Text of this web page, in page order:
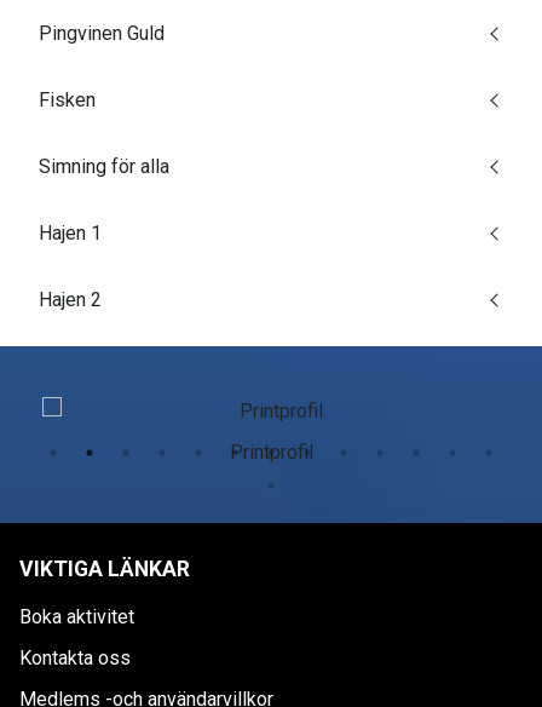
Pingvinen Guld
Fisken
Simning för alla
Hajen 1
Hajen 2
Printprofil
VIKTIGA LÄNKAR
Boka aktivitet
Kontakta oss
Medlems -och användarvillkor